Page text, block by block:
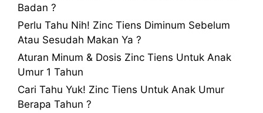
Badan ?
Perlu Tahu Nih! Zinc Tiens Diminum Sebelum
Atau Sesudah Makan Ya ?
Aturan Minum & Dosis Zinc Tiens Untuk Anak
Umur 1 Tahun
Cari Tahu Yuk! Zinc Tiens Untuk Anak Umur
Berapa Tahun ?